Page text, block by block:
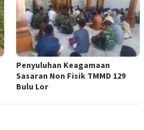
Penyuluhan Keagamaan
Sasaran Non Fisik TMMD 129
Bulu Lor